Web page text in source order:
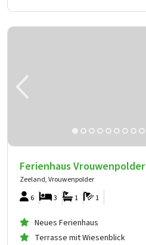
Ferienhaus Vrouwenpolder
Zeeland, Vrouwenpolder
6
1
1
3
Neues Ferienhaus
Terrasse mit Wiesenblick